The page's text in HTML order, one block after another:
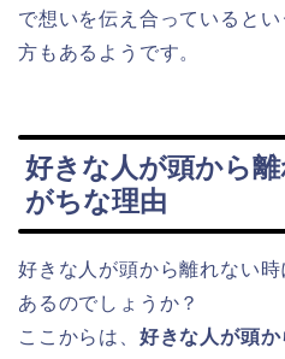
で想いを伝え合っていると
方もあるようです。
好きな人が頭から
がちな理由
好きな人が頭から離れない
あるのでしょうか？
ここからは、 好きな人が頭